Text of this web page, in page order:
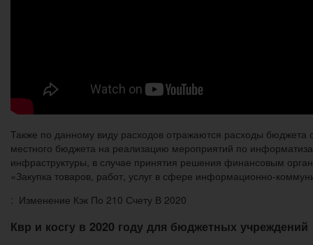
Также по данному виду расходов отражаются расходы бюджета
местного бюджета на реализацию мероприятий по
инфраструктуры, в случае принятия решения финансовым
«Закупка товаров, работ, услуг в сфере информационно-
: Изменение Кэк По 210 Счету В 2020
Квр и косгу в 2020 году для бюджетных учреждений